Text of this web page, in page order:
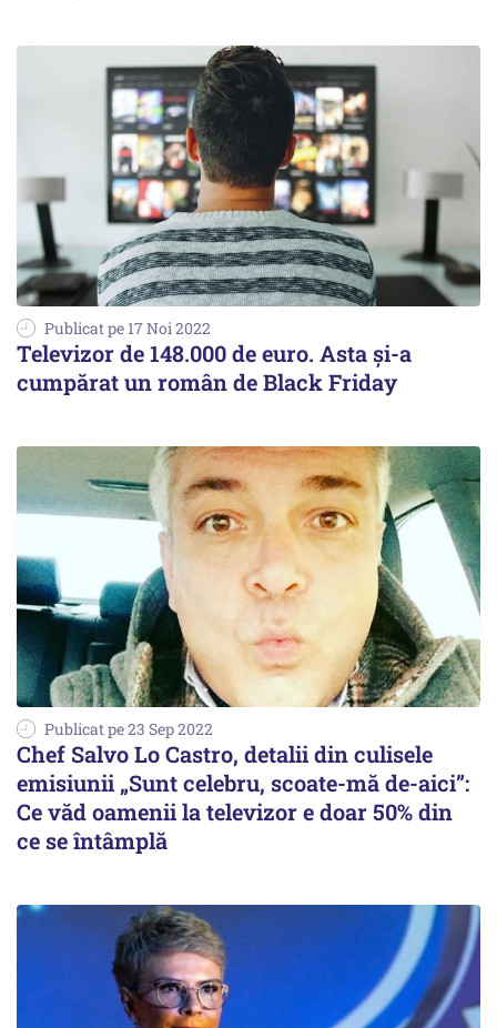
Publicat pe 17 Noi 2022
Televizor de 148.000 de euro. Asta și-a
cumpărat un român de Black Friday
Publicat pe 23 Sep 2022
Chef Salvo Lo Castro, detalii din culisele
emisiunii „Sunt celebru, scoate-mă de-aici”:
Ce văd oamenii la televizor e doar 50% din
ce se întâmplă